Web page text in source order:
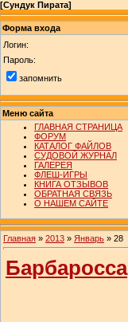
[Сундук Пирата]
Форма входа
Логин:
Пароль:
запомнить
Меню сайта
ГЛАВНАЯ СТРАНИЦА
ФОРУМ
КАТАЛОГ ФАЙЛОВ
СУДОВОЙ ЖУРНАЛ
ГАЛЕРЕЯ
ФЛЕШ-ИГРЫ
КНИГА ОТЗЫВОВ
ОБРАТНАЯ СВЯЗЬ
О НАШЕМ САЙТЕ
Главная » 2013 » Январь » 28
Барбаросса